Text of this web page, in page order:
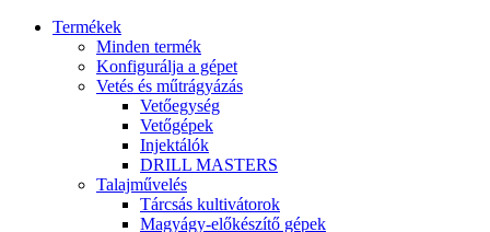
Termékek
Minden termék
Konfigurálja a gépet
Vetés és műtrágyázás
Vetőegység
Vetőgépek
Injektálók
DRILL MASTERS
Talajművelés
Tárcsás kultivátorok
Magyágy-előkészítő gépek